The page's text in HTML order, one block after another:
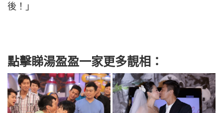
後！」
點擊睇湯盈盈一家更多靚相：